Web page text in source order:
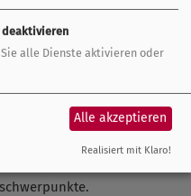
finden Sie hier als
Ausgabe
deaktivieren
alle Dienste aktivieren oder
Alle akzeptieren
Realisiert mit Klaro!